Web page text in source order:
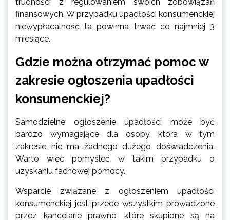
finansowych. W przypadku upadłości konsumenckiej
niewypłacalność ta powinna trwać co najmniej 3
miesiące.
Gdzie można otrzymać pomoc w
zakresie ogłoszenia upadłości
konsumenckiej?
Samodzielne ogłoszenie upadłości może być
bardzo wymagające dla osoby, która w tym
zakresie nie ma żadnego dużego doświadczenia.
Warto więc pomyśleć w takim przypadku o
uzyskaniu fachowej pomocy.
Wsparcie związane z ogłoszeniem upadłości
konsumenckiej jest przede wszystkim prowadzone
przez kancelarie prawne, które skupione są na